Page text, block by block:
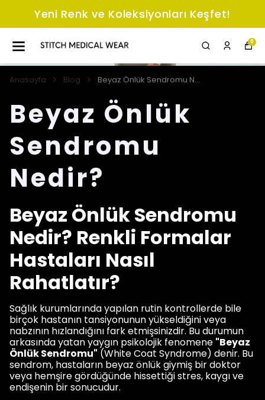
Yeni Renk ve Koleksiyonları Keşfet!
0
Anasayfa Blog Beyaz Önlük Sendromu Nedir?
Beyaz Önlük
Sendromu
Nedir?
Beyaz Önlük Sendromu
Nedir? Renkli Formalar
Hastaları Nasıl
Rahatlatır?
Sağlık kurumlarında yapılan rutin kontrollerde bile
birçok hastanın tansiyonunun yükseldiğini veya
nabzının hızlandığını fark etmişsinizdir. Bu durumun
arkasında yatan yaygın psikolojik fenomene "Beyaz
Önlük Sendromu" (White Coat Syndrome) denir. Bu
sendrom, hastaların beyaz önlük giymiş bir doktor
veya hemşire gördüğünde hissettiği stres, kaygı ve
endişenin bir sonucudur.